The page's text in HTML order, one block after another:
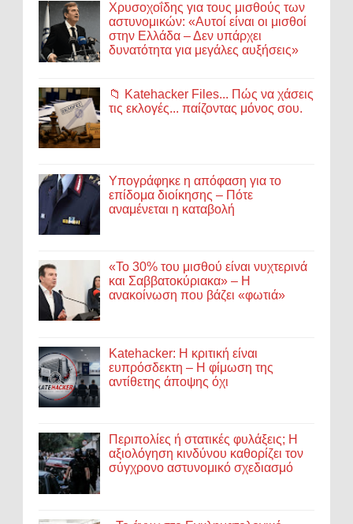
Χρυσοχοΐδης για τους μισθούς των
αστυνομικών: «Αυτοί είναι οι μισθοί
στην Ελλάδα – Δεν υπάρχει
δυνατότητα για μεγάλες αυξήσεις»
📁 Katehacker Files... Πώς να χάσεις
τις εκλογές... παίζοντας μόνος σου.
Υπογράφηκε η απόφαση για το
επίδομα διοίκησης – Πότε
αναμένεται η καταβολή
«Το 30% του μισθού είναι νυχτερινά
και Σαββατοκύριακα» – Η
ανακοίνωση που βάζει «φωτιά»
Katehacker: Η κριτική είναι
ευπρόσδεκτη – Η φίμωση της
αντίθετης άποψης όχι
Περιπολίες ή στατικές φυλάξεις; Η
αξιολόγηση κινδύνου καθορίζει τον
σύγχρονο αστυνομικό σχεδιασμό